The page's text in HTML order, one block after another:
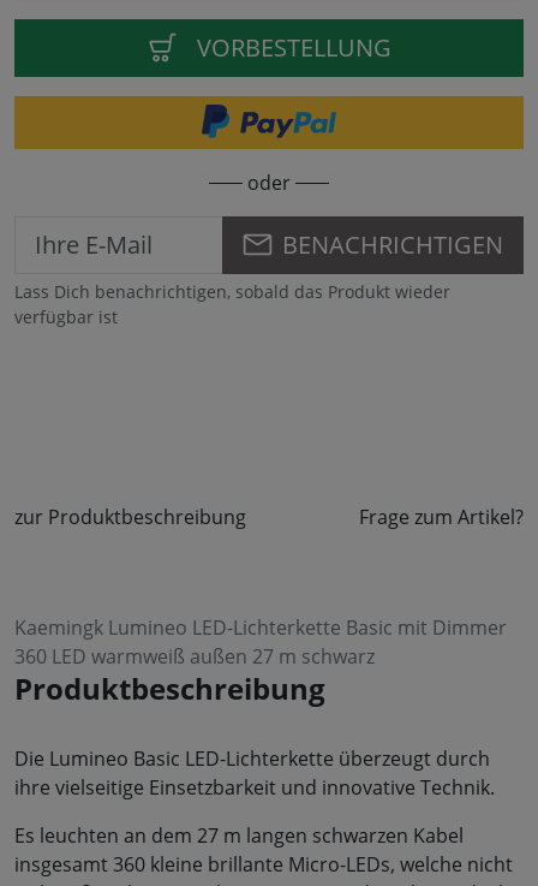
VORBESTELLUNG
oder
BENACHRICHTIGEN
Lass Dich benachrichtigen, sobald das Produkt wieder
verfügbar ist
zur Produktbeschreibung Frage zum Artikel?
Kaemingk Lumineo LED-Lichterkette Basic mit Dimmer
360 LED warmweiß außen 27 m schwarz
Produktbeschreibung
Die Lumineo Basic LED-Lichterkette überzeugt durch
ihre vielseitige Einsetzbarkeit und innovative Technik.
Es leuchten an dem 27 m langen schwarzen Kabel
insgesamt 360 kleine brillante Micro-LEDs, welche nicht